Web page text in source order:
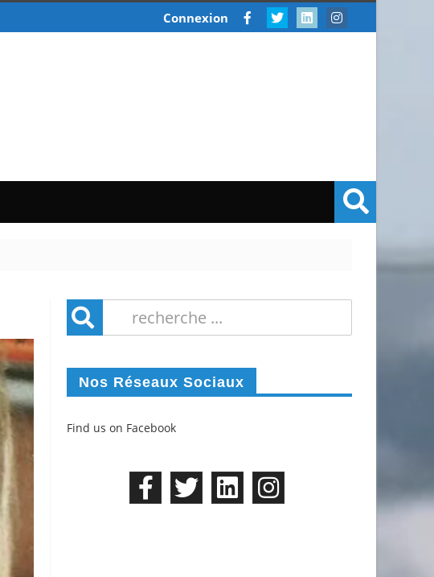
Connexion
Nos Réseaux Sociaux
Find us on Facebook